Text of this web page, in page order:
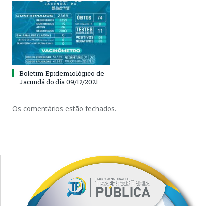
Boletim Epidemiológico de
Jacundá do dia 09/12/2021
Os comentários estão fechados.